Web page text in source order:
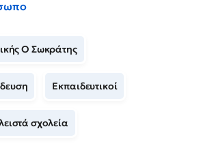
Ο Σωκράτης
Εκπαιδευτικοί
σχολεία